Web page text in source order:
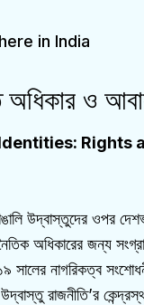
in India
অধিকার ও
Rights
উদ্বাস্তুদের ওপর
অধিকারের জন্য
সালের নাগরিকত্ব
রাজনীতি’র